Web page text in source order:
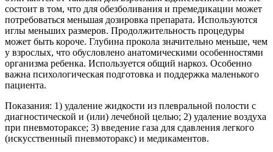
состоит в том, что для обезболивания и премедикации может
потребоваться меньшая дозировка препарата. Используются
иглы меньших размеров. Продолжительность процедуры
может быть короче. Глубина прокола значительно меньше, чем
у взрослых, что обусловлено анатомическими особенностями
организма ребенка. Используется общий наркоз. Особенно
важна психологическая подготовка и поддержка маленького
пациента.
Показания: 1) удаление жидкости из плевральной полости с
диагностической и (или) лечебной целью; 2) удаление воздуха
при пневмотораксе; 3) введение газа для сдавления легкого
(искусственный пневмоторакс) и медикаментов.